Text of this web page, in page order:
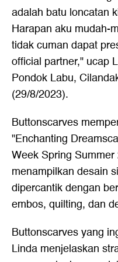
adalah batu loncatan
Harapan aku mudah-
tidak cuman dapat
official partner," ucap
Pondok Labu,
(29/8/2023).
Buttonscarves
"Enchanting
Week Spring
menampilkan desain
dipercantik dengan
embos, quilting, dan
Buttonscarves yang
Linda menjelaskan